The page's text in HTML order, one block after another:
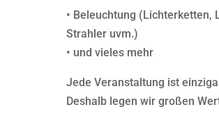
• Beleuchtung (Lichterketten,
Strahler uvm.)
• und vieles mehr
Jede Veranstaltung ist
Deshalb legen wir großen